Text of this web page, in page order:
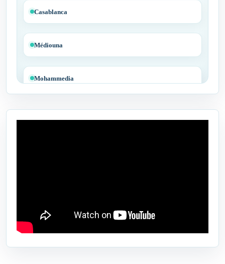
Casablanca
Médiouna
Mohammedia
Tit Mellil
Ben Ahmed